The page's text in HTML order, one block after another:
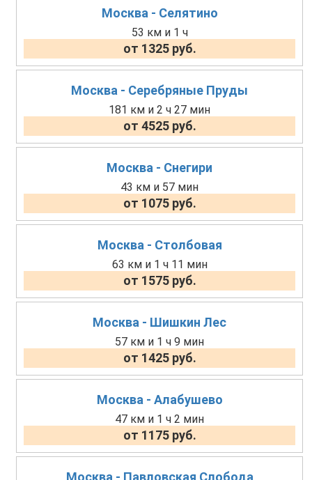
Москва - Селятино
53 км и 1 ч
от 1325 руб.
Москва - Серебряные Пруды
181 км и 2 ч 27 мин
от 4525 руб.
Москва - Снегири
43 км и 57 мин
от 1075 руб.
Москва - Столбовая
63 км и 1 ч 11 мин
от 1575 руб.
Москва - Шишкин Лес
57 км и 1 ч 9 мин
от 1425 руб.
Москва - Алабушево
47 км и 1 ч 2 мин
от 1175 руб.
Москва - Павловская Слобода